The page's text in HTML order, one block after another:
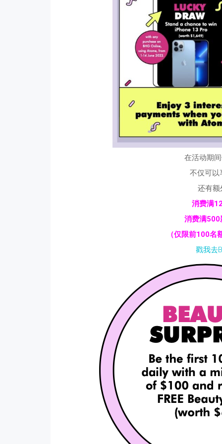
在活动期
不仅可以
还有额
消费满
消费满500
（仅限前100名
戳我去